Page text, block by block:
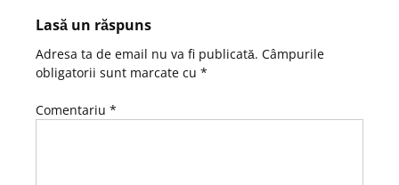
Lasă un răspuns
Adresa ta de email nu va fi publicată. Câmpurile
obligatorii sunt marcate cu *
Comentariu *